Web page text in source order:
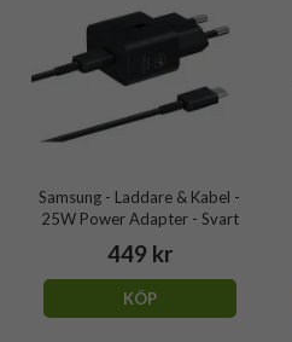
Samsung - Laddare & Kabel -
25W Power Adapter - Svart
449 kr
KÖP